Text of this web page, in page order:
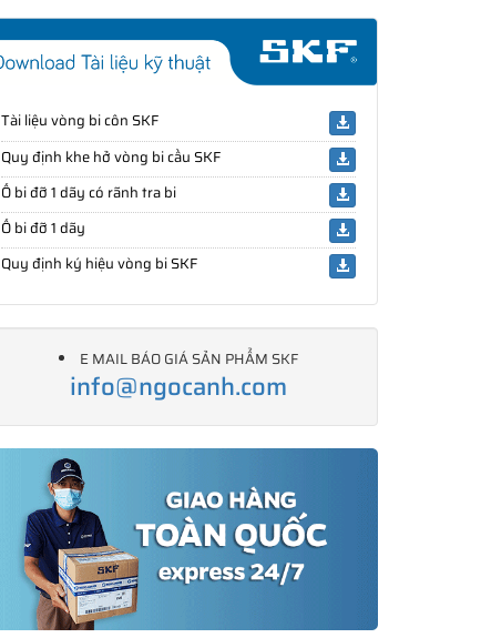
Tài liệu vòng bi côn SKF
Quy định khe hở vòng bi cầu SKF
Ổ bi đỡ 1 dãy có rãnh tra bi
Ổ bi đỡ 1 dãy
Quy định ký hiệu vòng bi SKF
E MAIL BÁO GIÁ SẢN PHẨM SKF
info@ngocanh.com